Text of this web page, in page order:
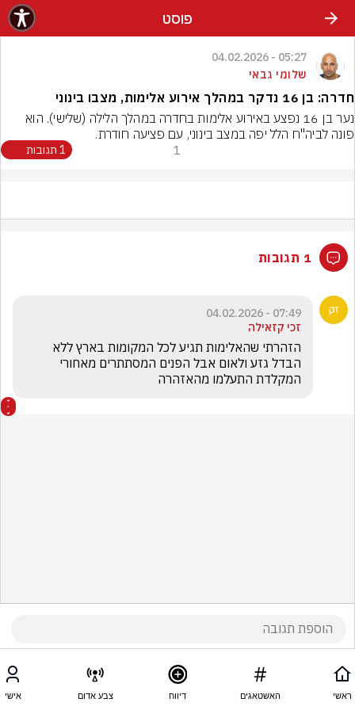
פוסט
05:27 - 04.02.2026
שלומי גבאי
חדרה: בן 16 נדקר במהלך אירוע אלימות, מצבו בינוני
פונה לביה"ח הלל יפה במצב בינוני, עם פציעה חודרת.
1 1 תגובות
1 תגובות
07:49 - 04.02.2026
זכי קזאילה
המקלדת התעלמו מהאזהרה
ראשי האשטאגים דיווח צבע אדום אישי